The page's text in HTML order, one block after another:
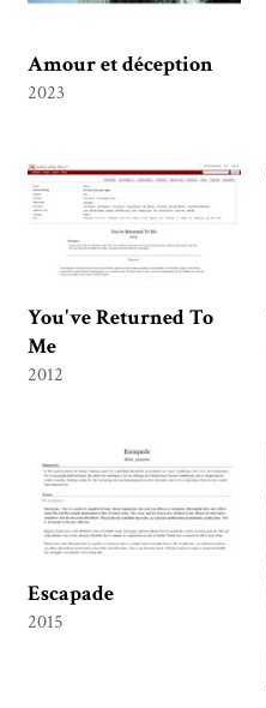
Amour et déception
2023
You've Returned To
Me
2012
Escapade
2015